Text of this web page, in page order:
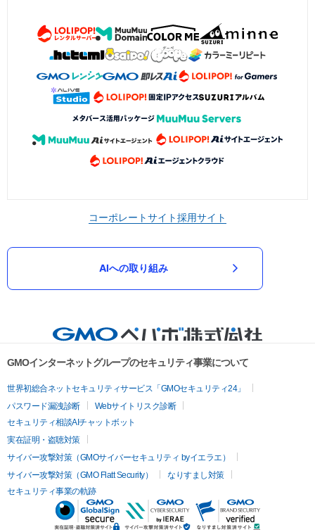
コーポレートサイト採用サイト
AIへの取り組み
GMOインターネットグループのセキュリティ事業について
世界初総合ネットセキュリティサービス「GMOセキュリティ24」
パスワード漏洩診断
Webサイトリスク診断
セキュリティ相談AIチャットボット
実在証明・盗聴対策
サイバー攻撃対策（GMOサイバーセキュリティ byイエラエ）
サイバー攻撃対策（GMO Flatt Security）
なりすまし対策
セキュリティ事業の軌跡